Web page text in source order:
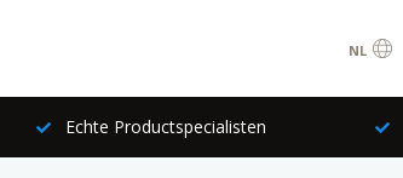
NL
Echte Productspecialisten